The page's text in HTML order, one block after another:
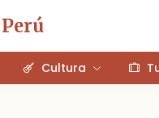
Cultura